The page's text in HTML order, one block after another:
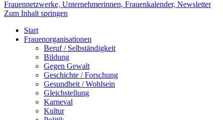
Kölner Frauenportal
Veranstaltungen für Kölnerinnen,
Frauennetzwerke, Unternehmerinnen,
Frauenkalender, Newsletter
Zum Inhalt springen
Start
Frauenorganisationen
Beruf / Selbständigkeit
Bildung
Gegen Gewalt
Geschichte / Forschung
Gesundheit / Wohlsein
Gleichstellung
Karneval
Kultur